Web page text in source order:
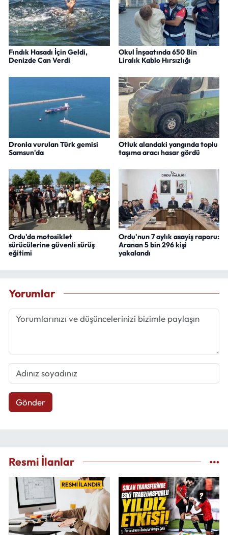
Fındık Hasadı İçin Geldi,
Denizde Can Verdi
Okul İnşaatında 650 Bin
Liralık Kablo Hırsızlığı
Dronla vurulan Türk gemisi
Samsun'da
Otluk alandaki yangında toplu
taşıma aracı hasar gördü
Ordu'da motosiklet
sürücülerine güvenli sürüş
eğitimi
Ordu'nun 7 aylık asayiş raporu:
Aranan 5 bin 296 kişi
yakalandı
Yorumlar
Gönder
Resmi İlanlar
RESMİ İLANDIR